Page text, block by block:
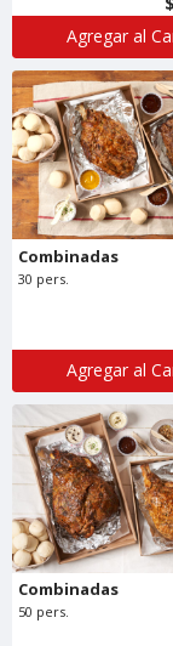
Agregar al
Combinadas
30 pers.
Agregar al
Combinadas
50 pers.